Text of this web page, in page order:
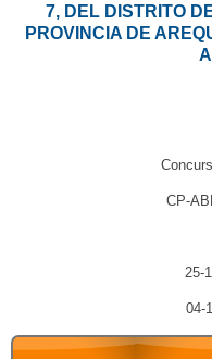
7, DEL DISTRITO
PROVINCIA DE
CP-
25-
04-